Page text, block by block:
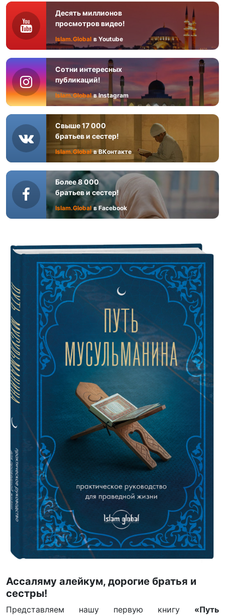
Десять миллионов
просмотров видео!
Islam.Global в Youtube
Сотни интересных
публикаций!
Islam.Global в Instagram
Свыше 17 000
братьев и сестер!
Islam.Global в ВКонтакте
Более 8 000
братьев и сестер!
Islam.Global в Facebook
Ассаляму алейкум, дорогие братья и
сестры!
Представляем нашу первую книгу «Путь